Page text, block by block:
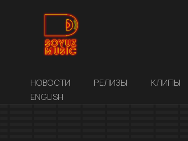
НОВОСТИ РЕЛИЗЫ КЛИПЫ
ENGLISH